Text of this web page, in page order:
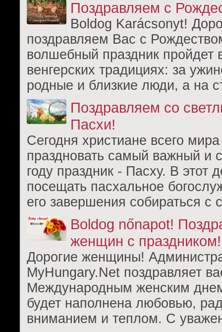
Поздравляем с
Boldog Karácsonyt!
поздравляем Вас с
волшебный праздник пройдет
венгерских традициях: за
родные и близкие люди, а на
Поздравляем со
Пасхи!
Сегодня христиане всего
праздновать самый важный и
году праздник - Пасху. В этот
посещать пасхальное
его завершения собираться с
Boldog nőnapot!
женщин с праздником!
Дорогие женщины!
MyHungary.Net поздравляет
Международным женским
будет наполнена любовью,
вниманием и теплом. С